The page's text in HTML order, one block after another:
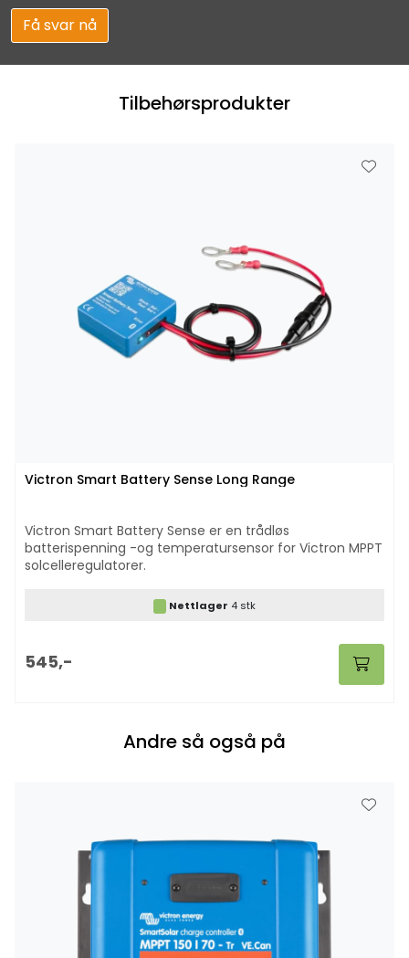
Få svar nå
Andre så også på
Tilbehørsprodukter
Victron Smart Battery Sense Long Range
Victron Smart Battery Sense er en trådløs
batterispenning -og temperatursensor for Victron MPPT
solcelleregulatorer.
Nettlager 4 stk
545,-